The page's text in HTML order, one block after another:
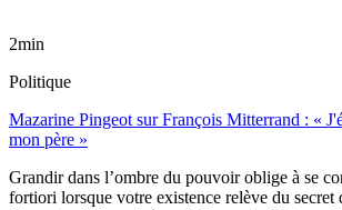
2min
Politique
Mazarine Pingeot sur François Mitterrand : «
mon père »
Grandir dans l’ombre du pouvoir oblige à se
fortiori lorsque votre existence relève du secret